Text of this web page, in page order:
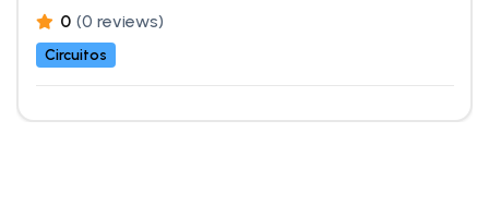
0 (0 reviews)
Circuitos